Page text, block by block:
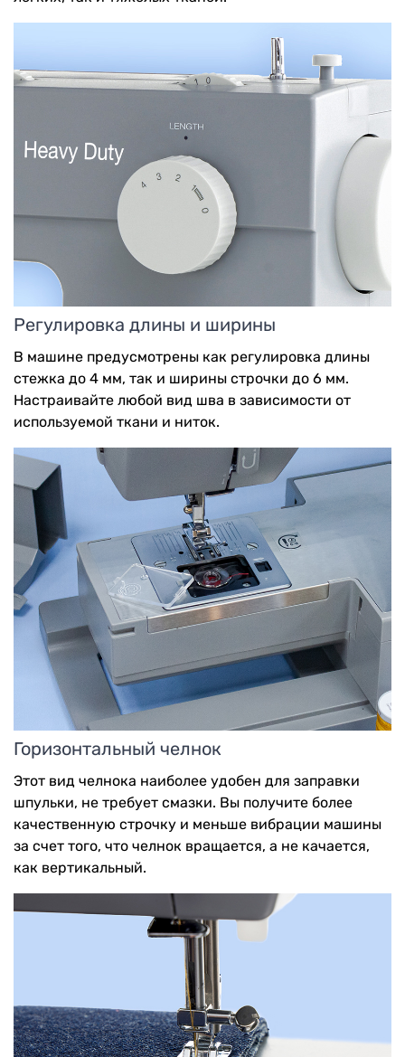
Регулировка длины и ширины
В машине предусмотрены как регулировка длины
стежка до 4 мм, так и ширины строчки до 6 мм.
Настраивайте любой вид шва в зависимости от
используемой ткани и ниток.
Горизонтальный челнок
Этот вид челнока наиболее удобен для заправки
шпульки, не требует смазки. Вы получите более
качественную строчку и меньше вибрации машины
за счет того, что челнок вращается, а не качается,
как вертикальный.